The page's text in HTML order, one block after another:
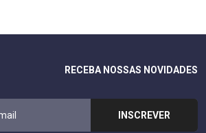
RECEBA NOSSAS NOVIDADES